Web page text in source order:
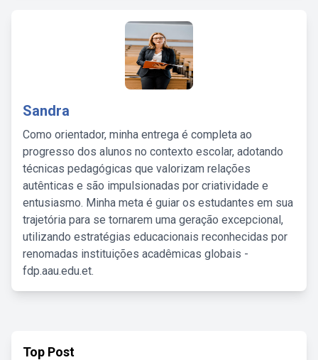
Sandra
Como orientador, minha entrega é completa ao
progresso dos alunos no contexto escolar, adotando
técnicas pedagógicas que valorizam relações
autênticas e são impulsionadas por criatividade e
entusiasmo. Minha meta é guiar os estudantes em sua
trajetória para se tornarem uma geração excepcional,
utilizando estratégias educacionais reconhecidas por
renomadas instituições acadêmicas globais -
fdp.aau.edu.et.
Top Post